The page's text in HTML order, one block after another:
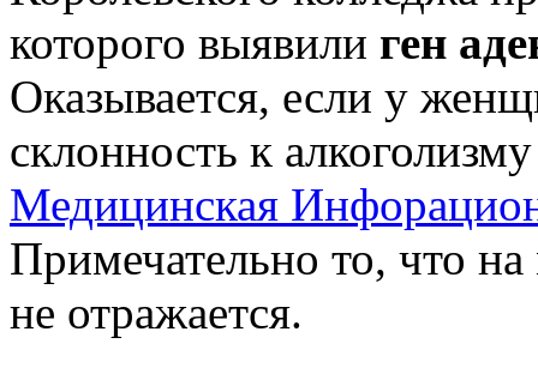
которого выявили ген
Оказывается, если у
склонность к
Медицинская
Примечательно то, что
не отражается.